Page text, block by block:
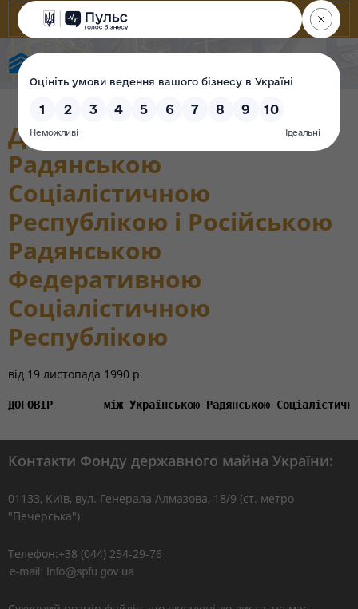
Договір між Українською
Радянською
Соціалістичною
Республікою і Російською
Радянською
Федеративною
Соціалістичною
Республікою
від 19 листопада 1990 р.
ДОГОВІР        між Українською Радянською
Контакти Фонду державного майна України:
01133, Kиїв, вул. Генерала Алмазова, 18/9 (ст. метро
"Печерська")
Телефон:+38 (044) 254-29-76